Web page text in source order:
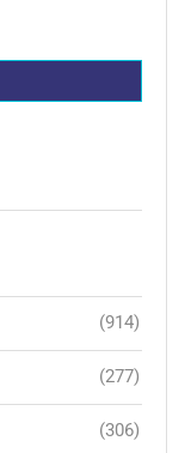
(914)
(277)
(306)